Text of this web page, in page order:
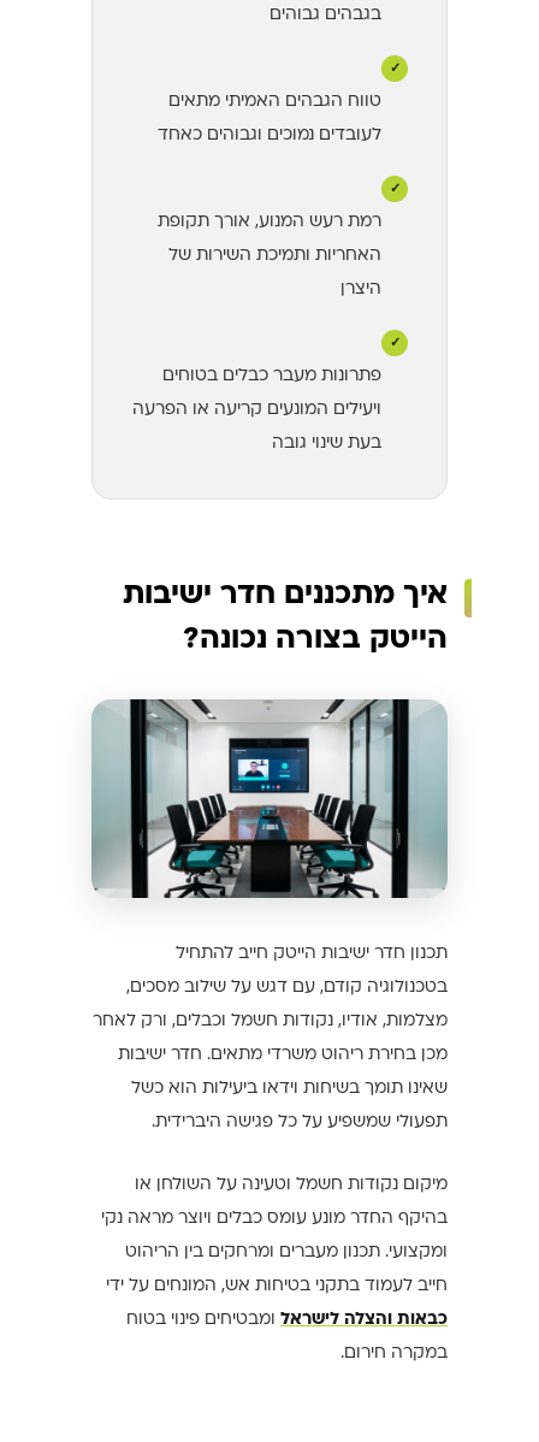
בגבהים גבוהים
✓
טווח הגבהים האמיתי מתאים
לעובדים נמוכים וגבוהים כאחד
✓
רמת רעש המנוע, אורך תקופת
האחריות ותמיכת השירות של
היצרן
✓
פתרונות מעבר כבלים בטוחים
ויעילים המונעים קריעה או הפרעה
בעת שינוי גובה
איך מתכננים חדר ישיבות
הייטק בצורה נכונה?
תכנון חדר ישיבות הייטק חייב להתחיל
בטכנולוגיה קודם, עם דגש על שילוב מסכים,
מצלמות, אודיו, נקודות חשמל וכבלים, ורק לאחר
מכן בחירת ריהוט משרדי מתאים. חדר ישיבות
שאינו תומך בשיחות וידאו ביעילות הוא כשל
תפעולי שמשפיע על כל פגישה היברידית.
מיקום נקודות חשמל וטעינה על השולחן או
בהיקף החדר מונע עומס כבלים ויוצר מראה נקי
ומקצועי. תכנון מעברים ומרחקים בין הריהוט
חייב לעמוד בתקני בטיחות אש, המונחים על ידי
כבאות והצלה לישראל ומבטיחים פינוי בטוח
במקרה חירום.